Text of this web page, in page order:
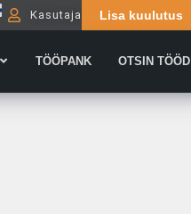
Kasutaja Lisa kuulutus
Open Päringud
TÖÖPANK OTSIN TÖÖD